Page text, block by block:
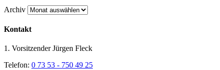
Archiv
Kontakt
1. Vorsitzender Jürgen Fleck
Telefon: 0 73 53 - 750 49 25